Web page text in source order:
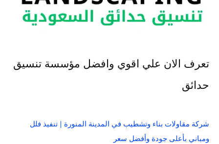
تعرف الان علي اقوي وافضل مؤسسة تنسيق
حدائق
شركة مقاولات بناء وتشطيب في المدينة المنورة | تنفيذ فلل
ومباني بأعلى جودة وأفضل سعر